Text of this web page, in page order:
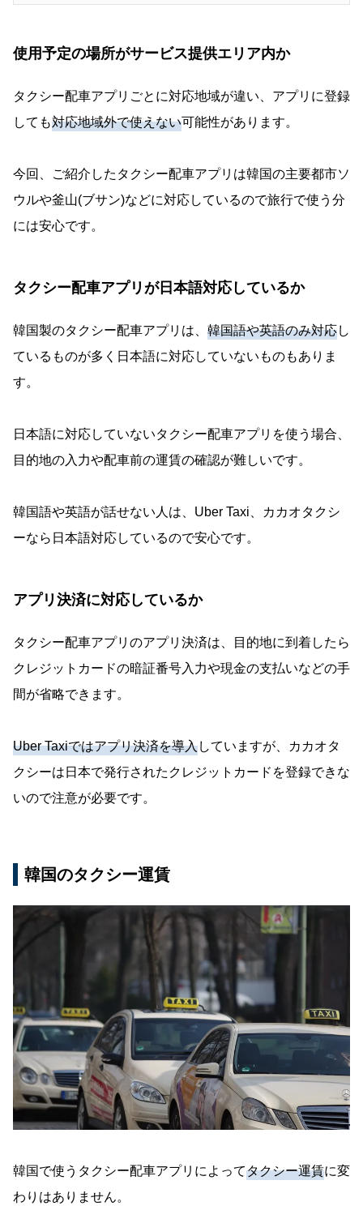
使用予定の場所がサービス提供エリア内か
タクシー配車アプリごとに対応地域が違い、アプリに登録
しても対応地域外で使えない可能性があります。
今回、ご紹介したタクシー配車アプリは韓国の主要都市ソ
ウルや釜山(ブサン)などに対応しているので旅行で使う分
には安心です。
タクシー配車アプリが日本語対応しているか
韓国製のタクシー配車アプリは、 韓国語や英語のみ対応し
ているものが多く日本語に対応していないものもありま
す。
日本語に対応していないタクシー配車アプリを使う場合、
目的地の入力や配車前の運賃の確認が難しいです。
韓国語や英語が話せない人は、Uber Taxi、カカオタクシ
ーなら日本語対応しているので安心です。
アプリ決済に対応しているか
タクシー配車アプリのアプリ決済は、目的地に到着したら
クレジットカードの暗証番号入力や現金の支払いなどの手
間が省略できます。
Uber Taxiではアプリ決済を導入していますが、カカオタ
クシーは日本で発行されたクレジットカードを登録できな
いので注意が必要です。
韓国のタクシー運賃
韓国で使うタクシー配車アプリによってタクシー運賃に変
わりはありません。